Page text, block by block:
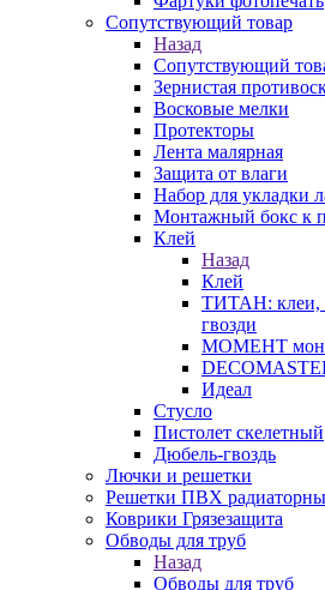
Сопутствующий товар
Назад
Сопутствующий
Зернистая
Восковые мелки
Протекторы
Лента малярная
Защита от влаги
Набор для укладки
Монтажный бокс к
Клей
Назад
Клей
ТИТАН: клеи,
гвозди
МОМЕНТ
Идеал
Стусло
Пистолет скелетный
Дюбель-гвоздь
Лючки и решетки
Решетки ПВХ
Коврики Грязезащита
Обводы для труб
Назад
Обводы для труб